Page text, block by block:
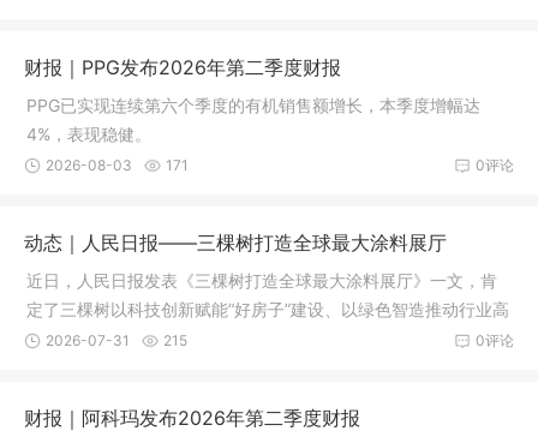
财报｜PPG发布2026年第二季度财报
PPG已实现连续第六个季度的有机销售额增长，本季度增幅达
4%，表现稳健。
0评论
2026-08-03 171
动态｜人民日报——三棵树打造全球最大涂料展厅
近日，人民日报发表《三棵树打造全球最大涂料展厅》一文，肯
定了三棵树以科技创新赋能“好房子”建设、以绿色智造推动行业高
质量发展的探索与实践。
0评论
2026-07-31 215
财报｜阿科玛发布2026年第二季度财报